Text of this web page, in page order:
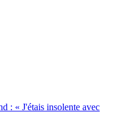
: « J'étais insolente avec